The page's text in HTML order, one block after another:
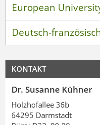
European
Deutsch-
KONTAKT
Dr. Susanne Kühner
Holzhofallee 36b
64295 Darmstadt